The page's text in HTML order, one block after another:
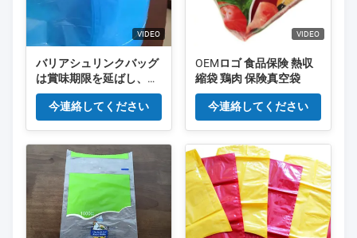
VIDEO
バリアシュリンクバッグ
は賞味期限を延ばし、製
品の品質を維持します
今連絡してください
VIDEO
OEMロゴ 食品保険 熱収
縮袋 鶏肉 保険真空袋
今連絡してください